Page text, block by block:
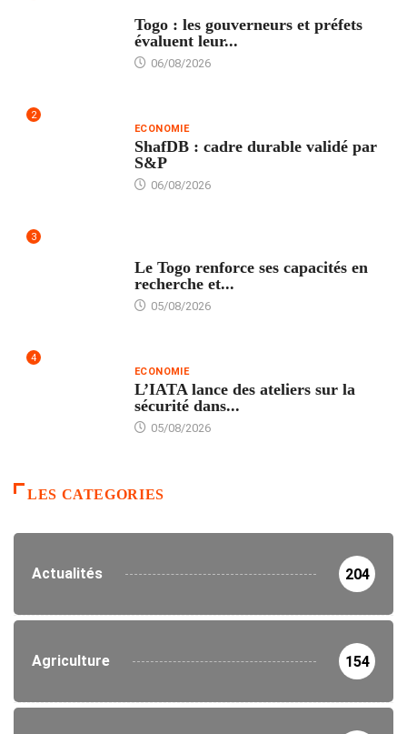
Togo : les gouverneurs et préfets
évaluent leur...
06/08/2026
2
ECONOMIE
ShafDB : cadre durable validé par
S&P
06/08/2026
3
Le Togo renforce ses capacités en
recherche et...
05/08/2026
4
ECONOMIE
L’IATA lance des ateliers sur la
sécurité dans...
05/08/2026
LES CATEGORIES
Actualités 204
Agriculture 154